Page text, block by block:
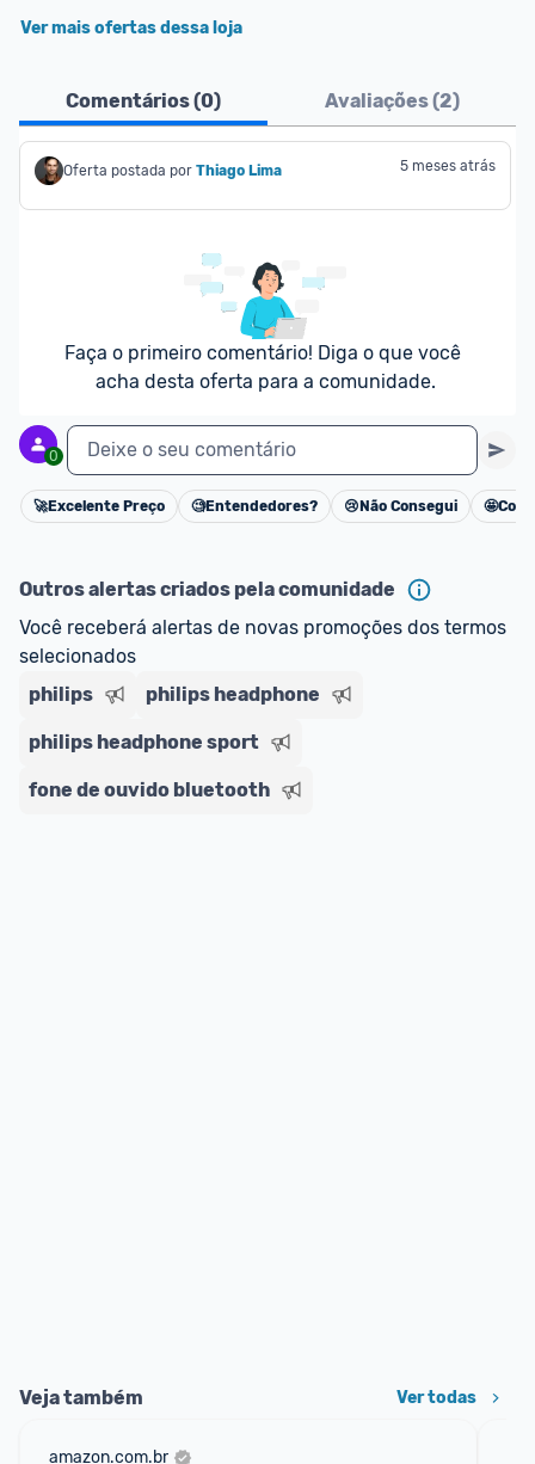
Ver mais ofertas dessa loja
Comentários (0) Avaliações (2)
Oferta postada por Thiago Lima 5 meses atrás
Faça o primeiro comentário! Diga o que você
acha desta oferta para a comunidade.
0 Deixe o seu comentário
Cancelar
🚀Excelente Preço 🧐Entendedores? 😢 Não Consegui 🤩
Outros alertas criados pela comunidade
Você receberá alertas de novas promoções dos termos
selecionados
philips
philips headphone
philips headphone sport
fone de ouvido bluetooth
Veja também Ver todas
amazon.com.br